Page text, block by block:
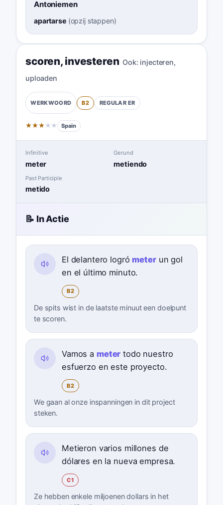
Antoniemen
apartarse(opzij stappen)
scoren, investeren Ook: injecteren,
uploaden
WERKWOORD B2 REGULAR ER
★★★ ★ ★ Spain
Infinitive
meter
Gerund
metiendo
Past Participle
metido
📝 In Actie
El delantero logró meterun gol
en el último minuto.
B2
De spits wist in de laatste minuut een doelpunt
te scoren.
Vamos a meter todo nuestro
esfuerzo en este proyecto.
B2
We gaan al onze inspanningen in dit project
steken.
Metieron varios millones de
dólares en la nueva empresa.
C1
Ze hebben enkele miljoenen dollars in het